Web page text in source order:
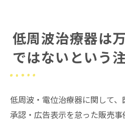
低周波治療器は
ではないという
低周波・電位治療器に関して
承認・広告表示を怠った販売事